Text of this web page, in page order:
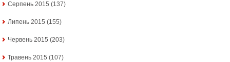
Серпень 2015 (137)
Липень 2015 (155)
Червень 2015 (203)
Травень 2015 (107)